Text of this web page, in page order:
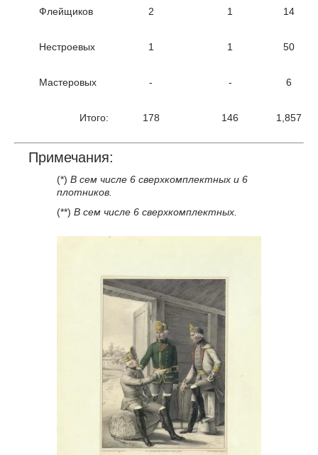
Флейщиков 2 1 14
Нестроевых 1 1 50
Мастеровых - - 6
Итого: 178 146 1,857
Примечания:
(*) В сем числе 6 сверхкомплектных и 6
плотников.
(**) В сем числе 6 сверхкомплектных.